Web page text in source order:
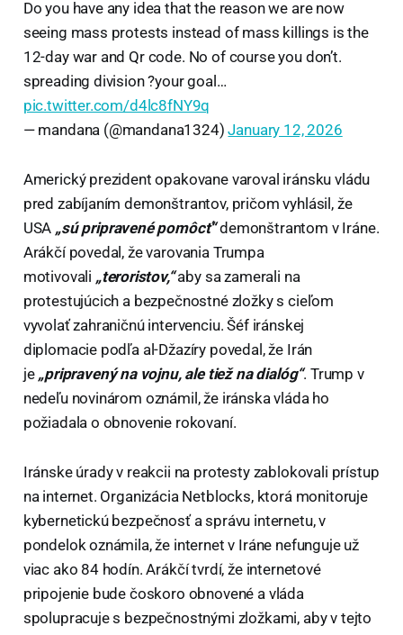
Do you have any idea that the reason we are now
seeing mass protests instead of mass killings is the
12-day war and Qr code. No of course you don’t.
spreading division ?your goal…
pic.twitter.com/d4lc8fNY9q
— mandana (@mandana1324)January 12, 2026
Americký prezident opakovane varoval iránsku vládu
pred zabíjaním demonštrantov, pričom vyhlásil, že
USA „sú pripravené pomôcť“demonštrantom v Iráne.
Arákčí povedal, že varovania Trumpa
motivovali „teroristov,“aby sa zamerali na
protestujúcich a bezpečnostné zložky s cieľom
vyvolať zahraničnú intervenciu. Šéf iránskej
diplomacie podľa al-Džazíry povedal, že Irán
je „pripravený na vojnu, ale tiež na dialóg“. Trump v
nedeľu novinárom oznámil, že iránska vláda ho
požiadala o obnovenie rokovaní.
Iránske úrady v reakcii na protesty zablokovali prístup
na internet. Organizácia Netblocks, ktorá monitoruje
kybernetickú bezpečnosť a správu internetu, v
pondelok oznámila, že internet v Iráne nefunguje už
viac ako 84 hodín. Arákčí tvrdí, že internetové
pripojenie bude čoskoro obnovené a vláda
spolupracuje s bezpečnostnými zložkami, aby v tejto